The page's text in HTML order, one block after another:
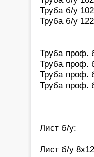
Труба б/у
Труба б/у
Труба проф.
Труба проф.
Труба проф.
Труба проф.
Лист б/у:
Лист б/у